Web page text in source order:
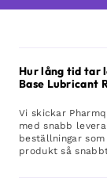
Hur lång tid tar
Base Lubricant
Vi skickar
med snabb
beställningar
produkt så